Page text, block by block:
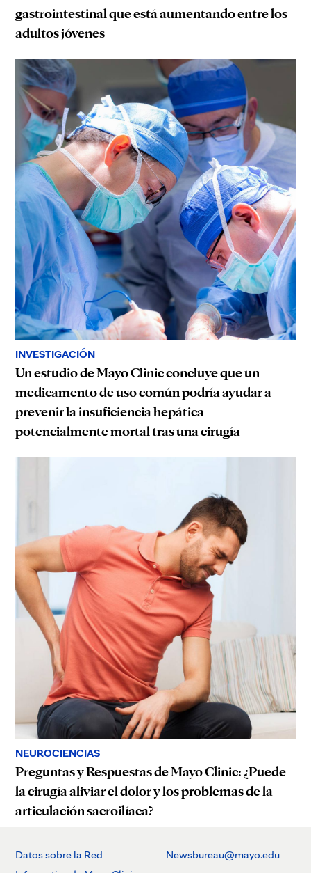
gastrointestinal que está aumentando entre los
adultos jóvenes
INVESTIGACIÓN
Un estudio de Mayo Clinic concluye que un
medicamento de uso común podría ayudar a
prevenir la insuficiencia hepática
potencialmente mortal tras una cirugía
NEUROCIENCIAS
Preguntas y Respuestas de Mayo Clinic: ¿Puede
la cirugía aliviar el dolor y los problemas de la
articulación sacroilíaca?
Datos sobre la Red
Newsbureau@mayo.edu